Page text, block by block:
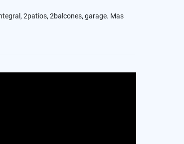
2patios, 2balcones, garage. Mas